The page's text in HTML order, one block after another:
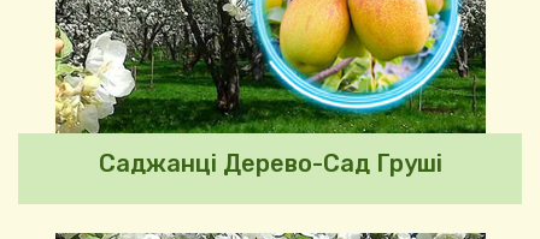
Саджанці Дерево-Сад Груші